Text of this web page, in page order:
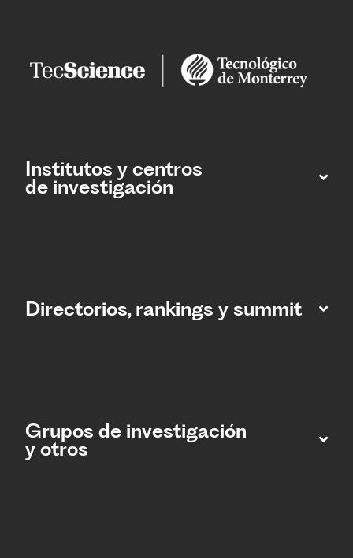
Institutos y centros
de investigación
Directorios, rankings y summit
Grupos de investigación
y otros